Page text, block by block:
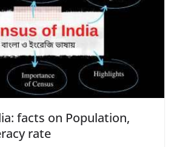
facts on Population,
rate